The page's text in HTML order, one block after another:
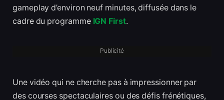
gameplay d’environ neuf minutes, diffusée dans le
cadre du programme IGN First.
Publicité
Une vidéo qui ne cherche pas à impressionner par
des courses spectaculaires ou des défis frénétiques,